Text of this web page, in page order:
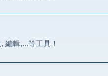
編輯,...等工具！